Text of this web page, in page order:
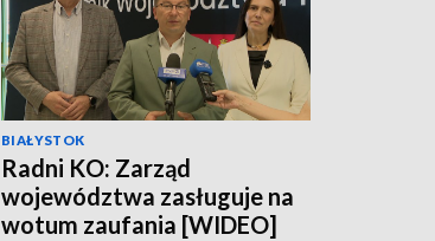
BIAŁYSTOK
Radni KO: Zarząd
województwa zasługuje na
wotum zaufania [WIDEO]